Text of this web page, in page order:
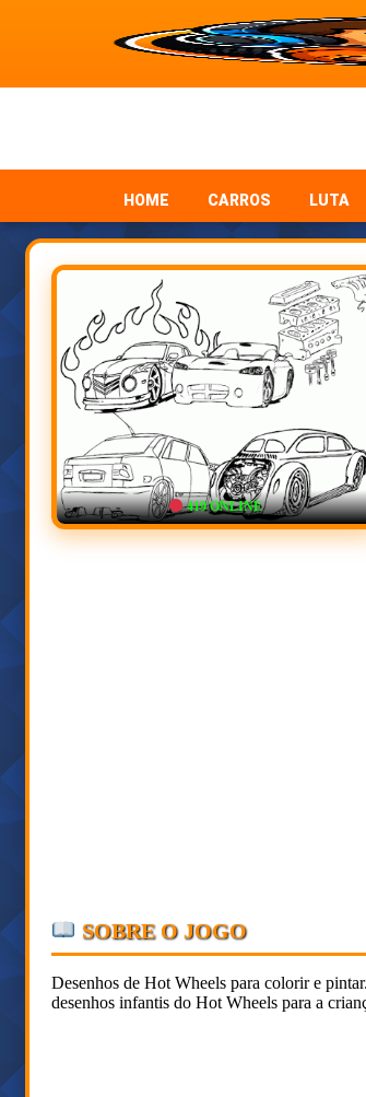
HOME CARROS LUTA
419ONLINE
SOBRE O JOGO
Desenhos de Hot Wheels para colorir e
desenhos infantis do Hot Wheels para a